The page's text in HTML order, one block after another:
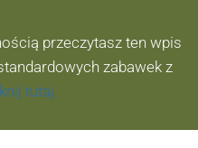
przeczytasz ten wpis
zabawek z
tutaj.